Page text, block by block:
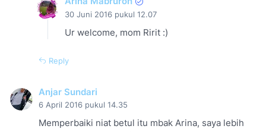
30 Juni 2016 pukul 12.07
Ur welcome, mom Ririt :)
Reply
Anjar Sundari
6 April 2016 pukul 14.35
Memperbaiki niat betul itu mbak Arina, saya lebih